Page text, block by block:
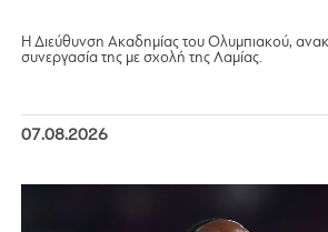
Η Διεύθυνση Ακαδημίας του Ολυμπιακού,
συνεργασία της με σχολή της Λαμίας.
07.08.2026